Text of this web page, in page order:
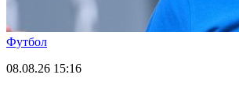
Футбол
08.08.26 15:16